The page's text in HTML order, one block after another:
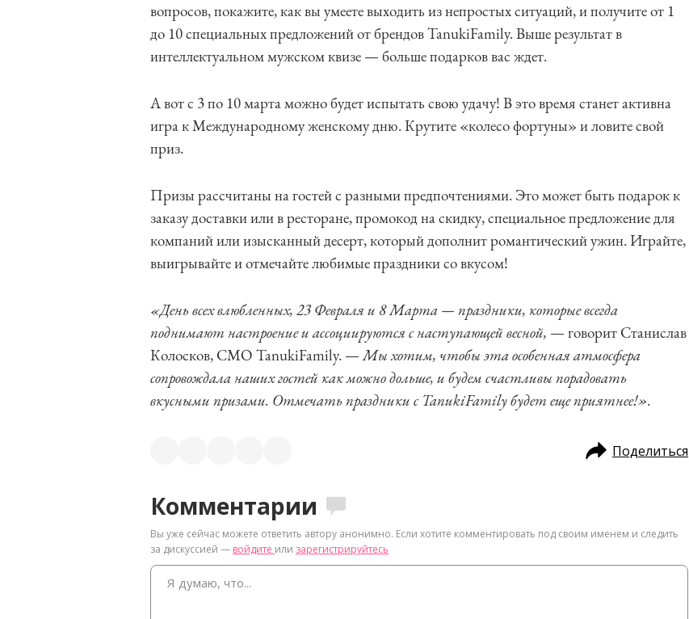
вопросов, покажите, как вы умеете выходить из непростых ситуаций, и получите от 1
до 10 специальных предложений от брендов TanukiFamily. Выше результат в
интеллектуальном мужском квизе — больше подарков вас ждет.
А вот с 3 по 10 марта можно будет испытать свою удачу! В это время станет активна
игра к Международному женскому дню. Крутите «колесо фортуны» и ловите свой
приз.
Призы рассчитаны на гостей с разными предпочтениями. Это может быть подарок к
заказу доставки или в ресторане, промокод на скидку, специальное предложение для
компаний или изысканный десерт, который дополнит романтический ужин. Играйте,
выигрывайте и отмечайте любимые праздники со вкусом!
«День всех влюбленных, 23 Февраля и 8 Марта — праздники, которые всегда
поднимают настроение и ассоциируются с наступающей весной, — говорит Станислав
Колосков, CMO TanukiFamily. —Мы хотим, чтобы эта особенная атмосфера
сопровождала наших гостей как можно дольше, и будем счастливы порадовать
вкусными призами. Отмечать праздники с TanukiFamily будет еще приятнее!».
Поделиться
Комментарии
Вы уже сейчас можете ответить автору анонимно. Если хотите комментировать под своим именем и следить
за дискуссией — войдите или зарегистрируйтесь